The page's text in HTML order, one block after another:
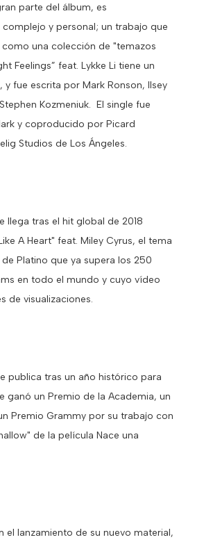
parte del álbum, es
y personal; un trabajo que
una colección de "temazos
Feelings” feat. Lykke Li tiene un
y fue escrita por Mark Ronson, Ilsey
Kozmeniuk. El single fue
y coproducido por Picard
Studios de Los Ángeles.
llega tras el hit global de 2018
A Heart" feat. Miley Cyrus, el tema
Platino que ya supera los 250
en todo el mundo y cuyo vídeo
de visualizaciones.
publica tras un año histórico para
ganó un Premio de la Academia, un
Premio Grammy por su trabajo con
de la película Nace una
el lanzamiento de su nuevo material,